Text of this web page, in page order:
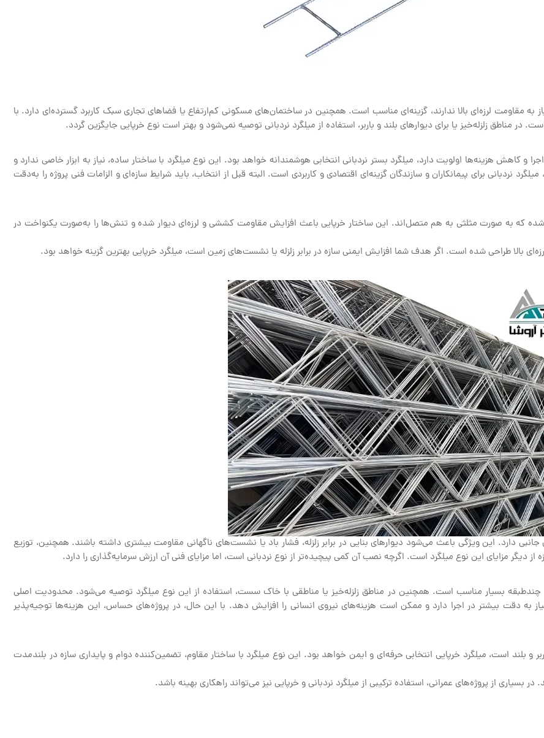
نیاز به مقاومت لرزه‌ای بالا ندارند، گزینه‌ای مناسب است. همچنین در ساختمان‌های مسکونی کم‌ارتفاع یا فضاهای تجاری سبک کاربرد گسترده‌ای دارد. با
در مناطق زلزله‌خیز یا برای دیوارهای بلند و باربر، استفاده از میلگرد نردبانی توصیه نمی‌شود و بهتر است نوع خرپایی جایگزین گردد.
و کاهش هزینه‌ها اولویت دارد، میلگرد بستر نردبانی انتخابی هوشمندانه خواهد بود. این نوع میلگرد با ساختار ساده، نیاز به ابزار خاصی ندارد و
برای پیمانکاران و سازندگان گزینه‌ای اقتصادی و کاربردی است. البته قبل از انتخاب، باید شرایط سازه‌ای و الزامات فنی پروژه را به‌دقت
که به صورت مثلثی به هم متصل‌اند. این ساختار خرپایی باعث افزایش مقاومت کششی و لرزه‌ای دیوار شده و تنش‌ها را به‌صورت یکنواخت در
لرزه‌ای بالا طراحی شده است. اگر هدف شما افزایش ایمنی سازه در برابر زلزله یا نشست‌های زمین است، میلگرد خرپایی بهترین گزینه خواهد بود.
جانبی دارد. این ویژگی باعث می‌شود دیوارهای بنایی در برابر زلزله، فشار باد یا نشست‌های ناگهانی مقاومت بیشتری داشته باشند. همچنین، توزیع
مزایای این نوع میلگرد است. اگرچه نصب آن کمی پیچیده‌تر از نوع نردبانی است، اما مزایای فنی آن ارزش سرمایه‌گذاری را دارد.
چندطبقه بسیار مناسب است. همچنین در مناطق زلزله‌خیز یا مناطقی با خاک سست، استفاده از این نوع میلگرد توصیه می‌شود. محدودیت اصلی
به دقت بیشتر در اجرا دارد و ممکن است هزینه‌های نیروی انسانی را افزایش دهد. با این حال، در پروژه‌های حساس، این هزینه‌ها توجیه‌پذیر
و بلند است، میلگرد خرپایی انتخابی حرفه‌ای و ایمن خواهد بود. این نوع میلگرد با ساختار مقاوم، تضمین‌کننده دوام و پایداری سازه در بلندمدت
بسیاری از پروژه‌های عمرانی، استفاده ترکیبی از میلگرد نردبانی و خرپایی نیز می‌تواند راهکاری بهینه باشد.